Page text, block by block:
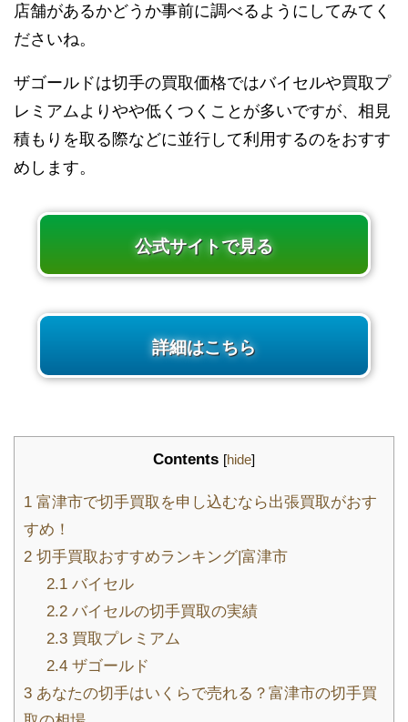
店舗があるかどうか事前に調べるようにしてみてく
ださいね。
ザゴールドは切手の買取価格ではバイセルや買取プ
レミアムよりやや低くつくことが多いですが、相見
積もりを取る際などに並行して利用するのをおすす
めします。
公式サイトで見る
詳細はこちら
Contents [hide]
1 富津市で切手買取を申し込むなら出張買取がおす
すめ！
2 切手買取おすすめランキング|富津市
2.1 バイセル
2.2 バイセルの切手買取の実績
2.3 買取プレミアム
2.4 ザゴールド
3 あなたの切手はいくらで売れる？富津市の切手買